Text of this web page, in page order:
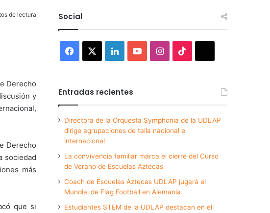
de lectura
Derecho
y
Derecho
sociedad
más
que si
Social
Facebook LinkedInYouTubeInstagram
Entradas recientes
Directora de la Orquesta Symphonia de la UDLAP
dirige agrupaciones de talla nacional e
internacional
La convivencia familiar marca el cierre del Curso
de Verano de Escuelas Aztecas
Coach de Escuelas Aztecas UDLAP jugará el
Mundial de Flag Football en Alemania
Estudiantes STEM de la UDLAP destacan en el